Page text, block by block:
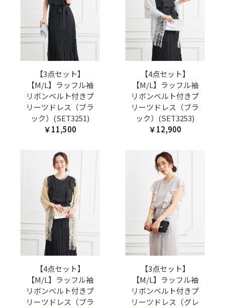
【3点セット】
【M/L】ラッフル袖
リボンベルト付きプ
リーツドレス（ブラ
ック）(SET3251)
￥11,500
【4点セット】
【M/L】ラッフル袖
リボンベルト付きプ
リーツドレス（ブラ
ック）(SET3253)
￥12,900
【4点セット】
【M/L】ラッフル袖
リボンベルト付きプ
リーツドレス（ブラ
【3点セット】
【M/L】ラッフル袖
リボンベルト付きプ
リーツドレス（グレ